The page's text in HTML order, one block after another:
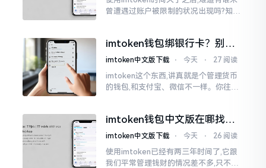
曾遭遇过账户被限制的状况出现吗?知乎
制。
imtoken钱包绑银行卡？别折
腾了，真相是这样的
imtoken中文版下载 ⋅ 今天 ⋅ 27 阅读
imtoken这个东西,讲真就是个管理货币
的钱包,和支付宝、微信不一样。你往里
imtoken钱包中文版在哪找？
老手教你避坑
imtoken中文版下载 ⋅ 今天 ⋅ 26 阅读
使用imtoken已经有两三年时间了,它跟
我们平常管理钱财的情况差不多,只不过